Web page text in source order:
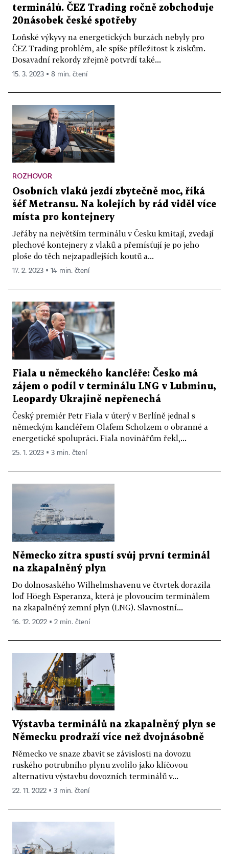
terminálů. ČEZ Trading ročně zobchoduje
20násobek české spotřeby
Loňské výkyvy na energetických burzách nebyly pro
ČEZ Trading problém, ale spíše příležitost k ziskům.
Dosavadní rekordy zřejmě potvrdí také...
15. 3. 2023 ▪ 8 min. čtení
ROZHOVOR
Osobních vlaků jezdí zbytečně moc, říká
šéf Metransu. Na kolejích by rád viděl více
místa pro kontejnery
Jeřáby na největším terminálu v Česku kmitají, zvedají
plechové kontejnery z vlaků a přemísťují je po jeho
ploše do těch nejzapadlejších koutů a...
17. 2. 2023 ▪ 14 min. čtení
Fiala u německého kancléře: Česko má
zájem o podíl v terminálu LNG v Lubminu,
Leopardy Ukrajině nepřenechá
Český premiér Petr Fiala v úterý v Berlíně jednal s
německým kancléřem Olafem Scholzem o obranné a
energetické spolupráci. Fiala novinářům řekl,...
25. 1. 2023 ▪ 3 min. čtení
Německo zítra spustí svůj první terminál
na zkapalněný plyn
Do dolnosaského Wilhelmshavenu ve čtvrtek dorazila
loď Höegh Esperanza, která je plovoucím terminálem
na zkapalněný zemní plyn (LNG). Slavnostní...
16. 12. 2022 ▪ 2 min. čtení
Výstavba terminálů na zkapalněný plyn se
Německu prodraží více než dvojnásobně
Německo ve snaze zbavit se závislosti na dovozu
ruského potrubního plynu zvolilo jako klíčovou
alternativu výstavbu dovozních terminálů v...
22. 11. 2022 ▪ 3 min. čtení